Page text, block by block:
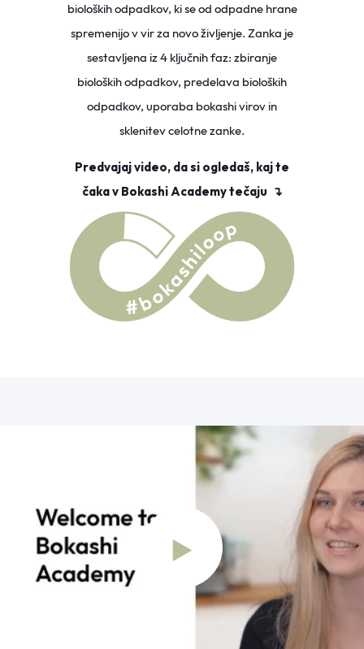
bioloških odpadkov, ki se od odpadne hrane
spremenijo v vir za novo življenje. Zanka je
sestavljena iz 4 ključnih faz: zbiranje
bioloških odpadkov, predelava bioloških
odpadkov, uporaba bokashi virov in
sklenitev celotne zanke.
Predvajaj video, da si ogledaš, kaj te
čaka v Bokashi Academy tečaju ↴